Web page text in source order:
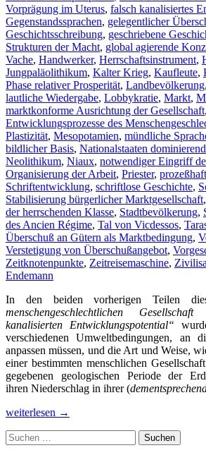
Vorprägung im Uterus, falsch kanalisiertes
Gegenstandssprachen, gelegentlicher
Geschichtsschreibung, geschriebene
Strukturen der Macht, global agierende
Vache, Handwerker, Herrschaftsinstrument,
Jungpaläolithikum, Kalter Krieg, Kaufleute,
Phase relativer Prosperität, Landbevölkerung,
lautliche Wiedergabe, Lobbykratie, Markt,
marktkonforme Ausrichtung der Gesellschaft,
Entwicklungsprozesse des
Plastizität, Mesopotamien, mündliche
bildlicher Basis, Nationalstaaten
Neolithikum, Niaux, notwendiger Eingriff
Organisierung der Arbeit, Priester,
Schriftentwicklung, schriftlose Geschichte,
Stabilisierung bürgerlicher Marktgesellschaft,
der herrschenden Klasse, Stadtbevölkerung,
des Ancien Régime, Tal von Vicdessos,
Überschuß an Gütern als Marktbedingung,
Verstetigung von Überschußangebot,
Zeitknotenpunkte, Zeitreisemaschine,
Endemann
In den beiden vorherigen Teilen
menschengeschlechtlichen
kanalisierten Entwicklungspotential“
verschiedenen Umweltbedingungen, an
anpassen müssen, und die Art und Weise,
einer bestimmten menschlichen
gegebenen geologischen Periode der
ihren Niederschlag in ihrer (
Die
Gesellschaft
weiterlesen →
Suchen
nach: